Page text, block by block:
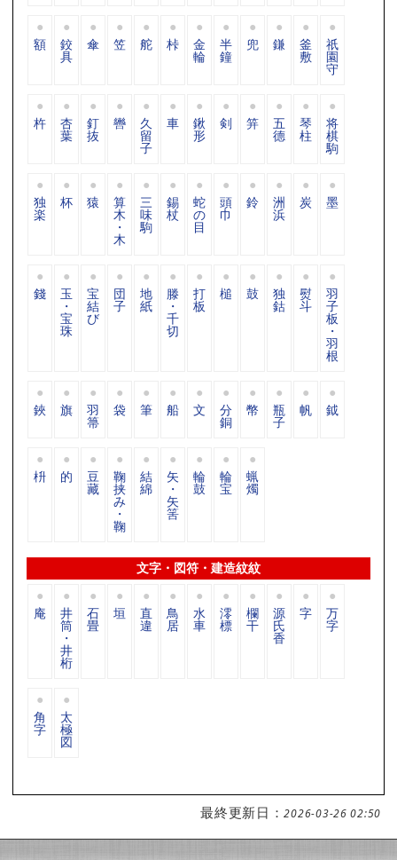
額 鉸
具
傘 笠 舵 桛 金
輪
半
鐘
兜 鎌 釜
敷
祇
園
守
杵 杏
葉
釘
抜
轡 久
留
子
車 鍬
形
剣 笄 五
德
琴
柱
将
棋
駒
独
楽
杯 猿 算
木
・
木
三
味
駒
錫
杖
蛇
の
目
頭
巾
鈴 洲
浜
炭 墨
錢 玉
・
宝
珠
宝
結
び
団
子
地
紙
滕
・
千
切
打
板
槌 鼓 独
鈷
熨
斗
羽
子
板
・
羽
根
鋏 旗 羽
箒
袋 筆 船 文 分
銅
幣 瓶
子
帆 鉞
枡 的 豆
藏
鞠
挟
み
・
鞠
結
綿
矢
・
矢
筈
輪
鼓
輪
宝
蝋
燭
文字・図符・建造紋紋
庵 井
筒
・
井
桁
石
畳
垣 直
違
鳥
居
水
車
澪
標
欄
干
源
氏
香
字 万
字
角
字
太
極
図
最終更新日：2026-03-26 02:50